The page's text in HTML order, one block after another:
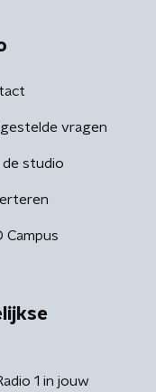
vragen
de studio
Campus
1 in jouw